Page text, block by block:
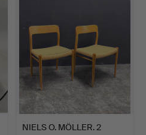
NIELS O. MÖLLER. 2